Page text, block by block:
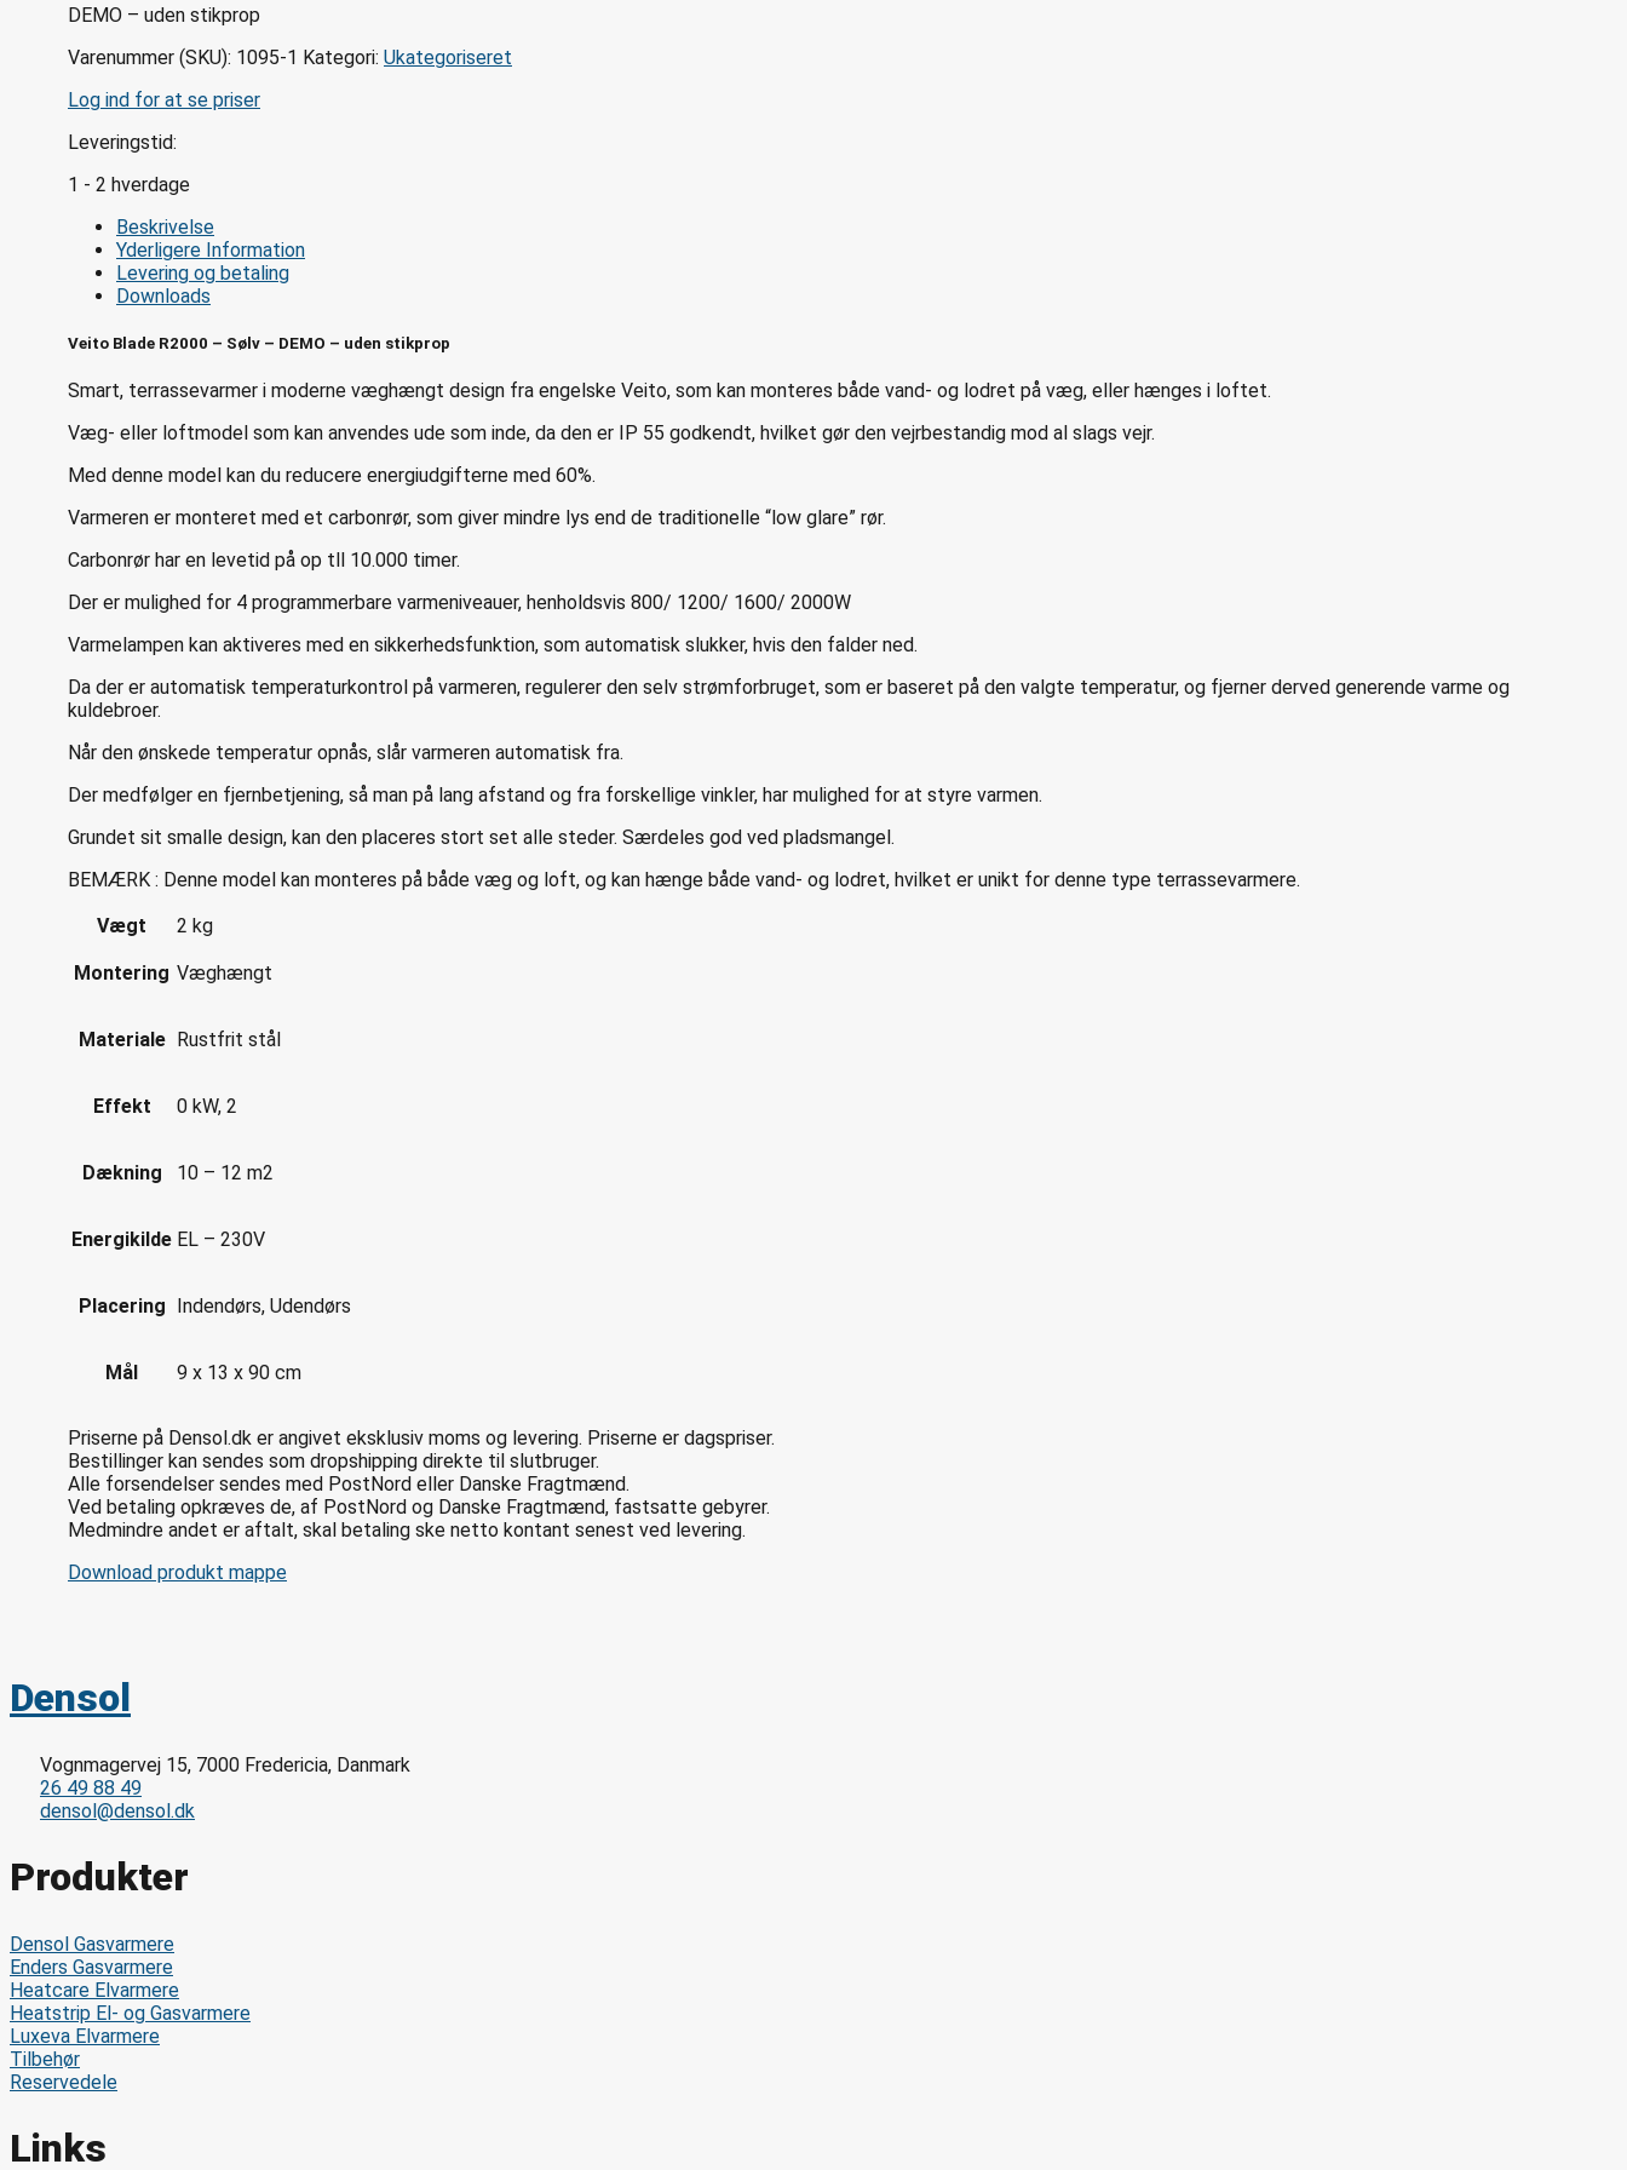
DEMO – uden stikprop
Varenummer (SKU): 1095-1 Kategori: Ukategoriseret
Log ind for at se priser
Leveringstid:
1 - 2 hverdage
Beskrivelse
Yderligere Information
Levering og betaling
Downloads
Veito Blade R2000 – Sølv – DEMO – uden stikprop
Smart, terrassevarmer i moderne væghængt design fra engelske Veito, som kan monteres både vand- og lodret på væg, eller hænges i loftet.
Væg- eller loftmodel som kan anvendes ude som inde, da den er IP 55 godkendt, hvilket gør den vejrbestandig mod al slags vejr.
Med denne model kan du reducere energiudgifterne med 60%.
Varmeren er monteret med et carbonrør, som giver mindre lys end de traditionelle “low glare” rør.
Carbonrør har en levetid på op tll 10.000 timer.
Der er mulighed for 4 programmerbare varmeniveauer, henholdsvis 800/ 1200/ 1600/ 2000W
Varmelampen kan aktiveres med en sikkerhedsfunktion, som automatisk slukker, hvis den falder ned.
Da der er automatisk temperaturkontrol på varmeren, regulerer den selv strømforbruget, som er baseret på den valgte temperatur, og fjerner derved generende varme og
kuldebroer.
Når den ønskede temperatur opnås, slår varmeren automatisk fra.
Der medfølger en fjernbetjening, så man på lang afstand og fra forskellige vinkler, har mulighed for at styre varmen.
Grundet sit smalle design, kan den placeres stort set alle steder. Særdeles god ved pladsmangel.
BEMÆRK : Denne model kan monteres på både væg og loft, og kan hænge både vand- og lodret, hvilket er unikt for denne type terrassevarmere.
Vægt
2 kg
Montering Væghængt
Materiale Rustfrit stål
Effekt 0 kW, 2
Dækning 10 – 12 m2
Energikilde EL – 230V
Placering Indendørs, Udendørs
Mål 9 x 13 x 90 cm
Priserne på Densol.dk er angivet eksklusiv moms og levering. Priserne er dagspriser.
Bestillinger kan sendes som dropshipping direkte til slutbruger.
Alle forsendelser sendes med PostNord eller Danske Fragtmænd.
Ved betaling opkræves de, af PostNord og Danske Fragtmænd, fastsatte gebyrer.
Medmindre andet er aftalt, skal betaling ske netto kontant senest ved levering.
Download produkt mappe
Densol
Vognmagervej 15, 7000 Fredericia, Danmark
26 49 88 49
densol@densol.dk
Produkter
Densol Gasvarmere
Enders Gasvarmere
Heatcare Elvarmere
Heatstrip El- og Gasvarmere
Luxeva Elvarmere
Tilbehør
Reservedele
Links